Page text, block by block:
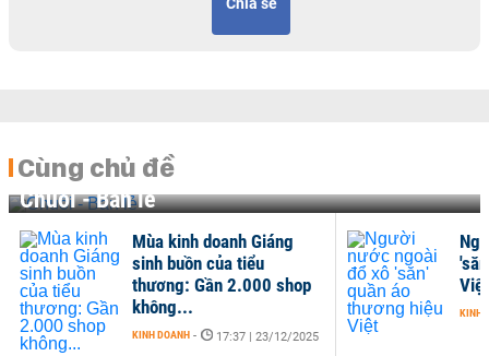
Cùng chủ đề
Chuỗi - Bán lẻ
Mùa kinh doanh Giáng
sinh buồn của tiểu
thương: Gần 2.000 shop
không...
KINH DOANH - 17:37 | 23/12/2025
Việt
KINH